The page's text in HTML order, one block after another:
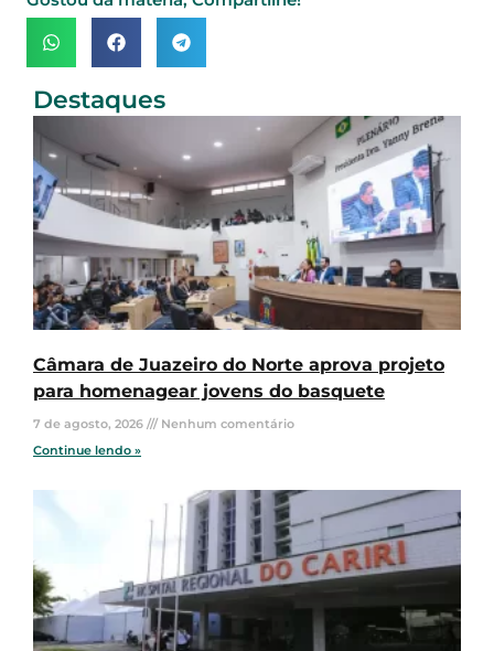
Destaques
Câmara de Juazeiro do Norte aprova projeto
para homenagear jovens do basquete
7 de agosto, 2026
Nenhum comentário
Continue lendo »